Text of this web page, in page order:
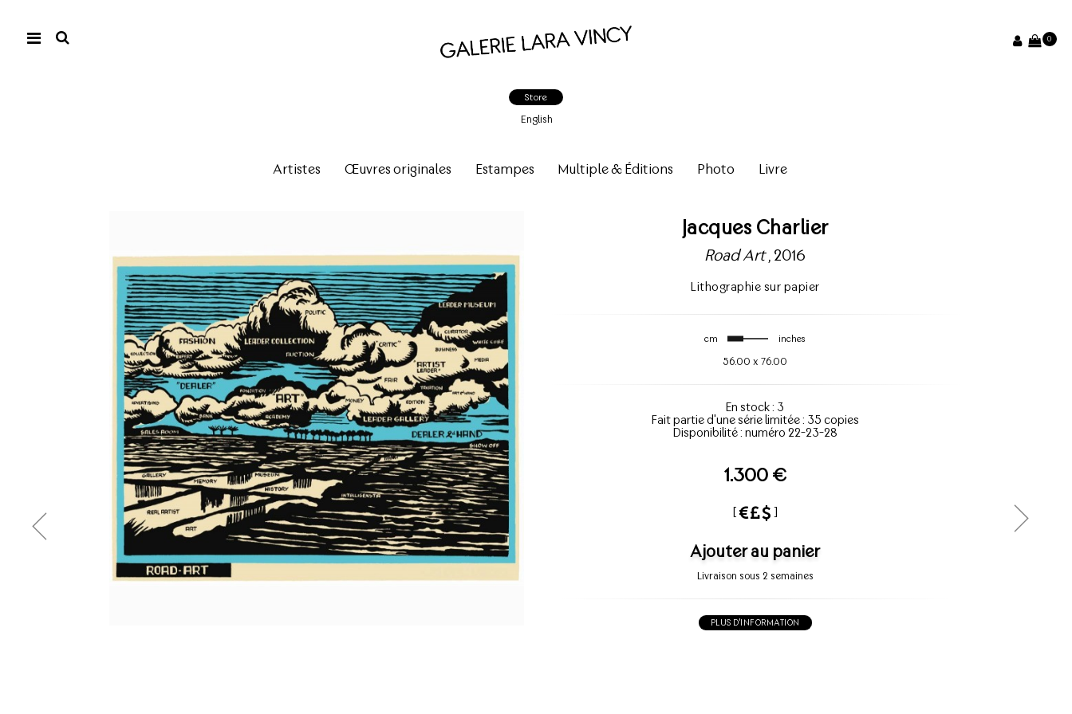
0
Store
English
Artistes Œuvres originales Estampes Multiple & Éditions Photo Livre
Jacques Charlier
Road Art, 2016
Lithographie sur papier
cm inches
56.00 x76.00
En stock : 3
Fait partie d'une série limitée : 35 copies
Disponibilité : numéro 22-23-28
1.300 €
[ ]
Ajouter au panier
Livraison sous 2 semaines
PLUS D'INFORMATION